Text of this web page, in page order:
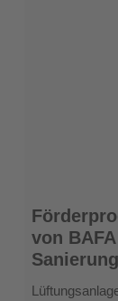
für
Lüftungsanlagen
von
BAFA
von